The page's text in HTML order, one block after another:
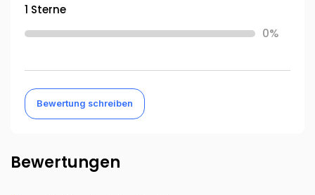
1 Sterne
0%
Bewertung schreiben
Bewertungen